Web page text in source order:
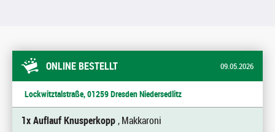
ONLINE BESTELLT 09.05.2026
Lockwitztalstraße, 01259 Dresden Niedersedlitz
1x Auflauf Knusperkopp, Makkaroni